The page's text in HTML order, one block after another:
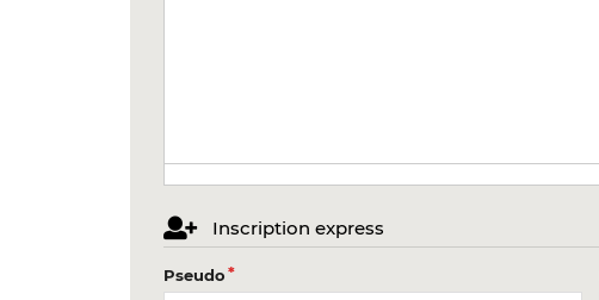
Inscription express
Pseudo